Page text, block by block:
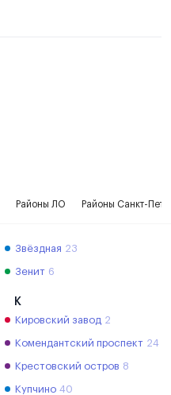
Районы ЛО Районы Санкт-
Звёздная 23
Зенит 6
К
Кировский завод 2
Комендантский проспект 24
Крестовский остров 8
Купчино 40